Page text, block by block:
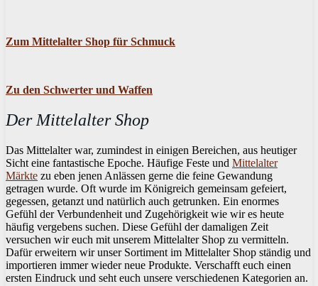
Zum Mittelalter Shop für Schmuck
Zu den Schwerter und Waffen
Der Mittelalter Shop
Das Mittelalter war, zumindest in einigen Bereichen, aus heutiger
Sicht eine fantastische Epoche. Häufige Feste und Mittelalter
Märkte zu eben jenen Anlässen gerne die feine Gewandung
getragen wurde. Oft wurde im Königreich gemeinsam gefeiert,
gegessen, getanzt und natürlich auch getrunken. Ein enormes
Gefühl der Verbundenheit und Zugehörigkeit wie wir es heute
häufig vergebens suchen. Diese Gefühl der damaligen Zeit
versuchen wir euch mit unserem Mittelalter Shop zu vermitteln.
Dafür erweitern wir unser Sortiment im Mittelalter Shop ständig und
importieren immer wieder neue Produkte. Verschafft euch einen
ersten Eindruck und seht euch unsere verschiedenen Kategorien an.